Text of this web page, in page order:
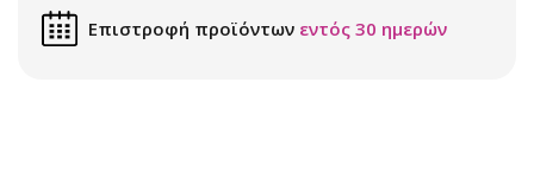
Επιστροφή προϊόντων εντός 30 ημερών